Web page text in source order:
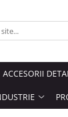
ACCESORII